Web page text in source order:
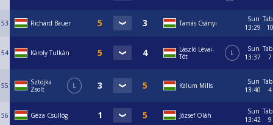
53 Richárd Bauer Tamás Csányi
Sun
13:29
10
54 Károly Tulkán
László Lévai-
Tót
L
Sun
13:37
7
55
Sztojka
Zsolt
L Kalum Mills
Sun
13:40
4
56 Géza Csüllög József Oláh
Sun
13:42
9